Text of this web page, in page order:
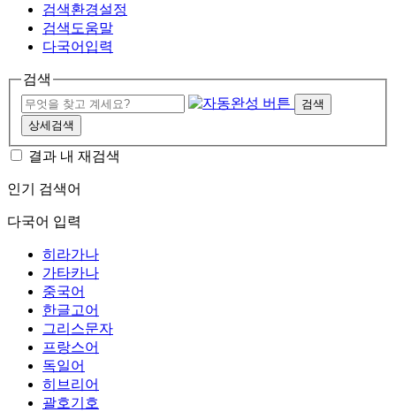
검색환경설정
검색도움말
다국어입력
검색
검색
상세검색
결과 내 재검색
인기 검색어
다국어 입력
히라가나
가타카나
중국어
한글고어
그리스문자
프랑스어
독일어
히브리어
괄호기호